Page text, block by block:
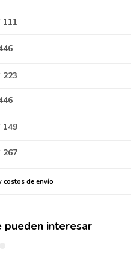
111
223
149
267
costos de envío
pueden interesar